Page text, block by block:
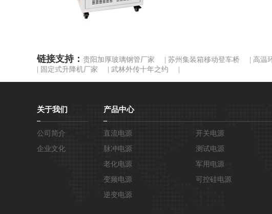
链接支持： 贵阳加厚玻璃钢管厂家 苏州集装箱移动登车桥 高温
固定式升降机厂家 武林外传十年之约
关于我们
公司简介
企业文化
产品中心
直流电源
开关电源
脉冲电源
测试电源
老化电源
军用电源
变频电源
可控硅电源
逆变电源